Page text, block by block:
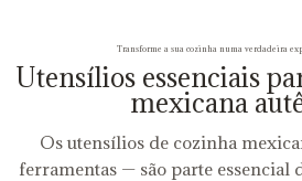
Transforme a sua cozinha numa verdadeira
Utensílios essenciais
mexicana
Os utensílios de cozinha
ferramentas — são parte essencial